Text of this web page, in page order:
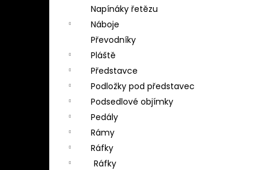
Napínáky řetězu
Náboje
Převodníky
Pláště
Představce
Podložky pod představec
Podsedlové objímky
Pedály
Rámy
Ráfky
Ráfky